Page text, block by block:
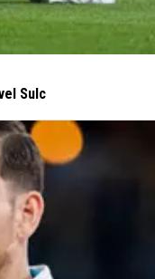
Sulc